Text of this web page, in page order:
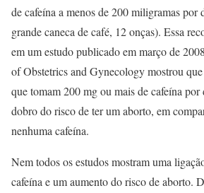
de cafeína a menos de 200 miligramas por
grande caneca de café, 12 onças). Essa
em um estudo publicado em março de
of Obstetrics and Gynecology mostrou
que tomam 200 mg ou mais de cafeína por
dobro do risco de ter um aborto, em
nenhuma cafeína.
Nem todos os estudos mostram uma
cafeína e um aumento do risco de aborto.